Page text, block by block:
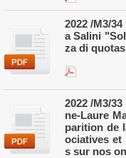
2022 /M3/
a Salini
za di
2022 /M3/
ne-Laure
parition de
ociatives et
s sur nos